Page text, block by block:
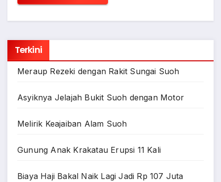
Terkini
Meraup Rezeki dengan Rakit Sungai Suoh
Asyiknya Jelajah Bukit Suoh dengan Motor
Melirik Keajaiban Alam Suoh
Gunung Anak Krakatau Erupsi 11 Kali
Biaya Haji Bakal Naik Lagi Jadi Rp 107 Juta